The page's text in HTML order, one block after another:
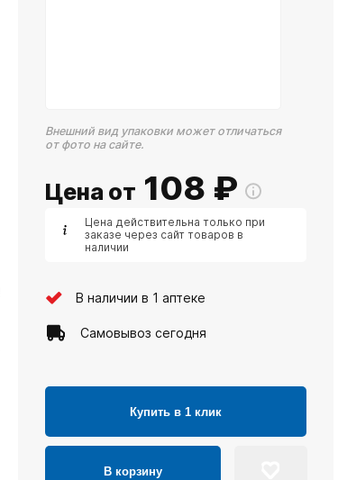
Внешний вид упаковки может отличаться
от фото на сайте.
Цена от 108 ₽
Цена действительна только при
заказе через сайт товаров в
наличии
В наличии в 1 аптеке
Самовывоз сегодня
Купить в 1 клик
В корзину